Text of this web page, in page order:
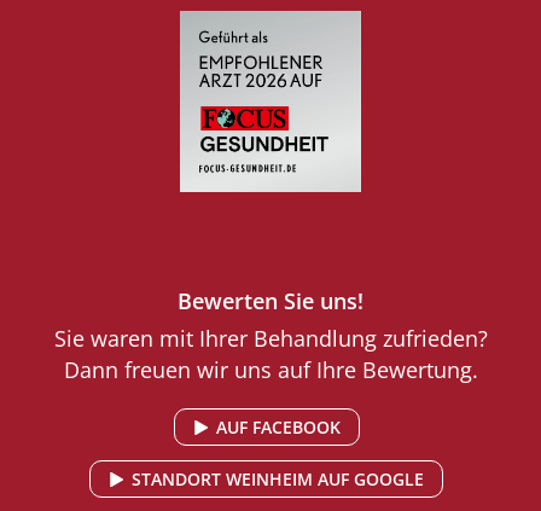
Bewerten Sie uns!
Sie waren mit Ihrer Behandlung zufrieden?
Dann freuen wir uns auf Ihre Bewertung.
AUF FACEBOOK
STANDORT WEINHEIM AUF GOOGLE